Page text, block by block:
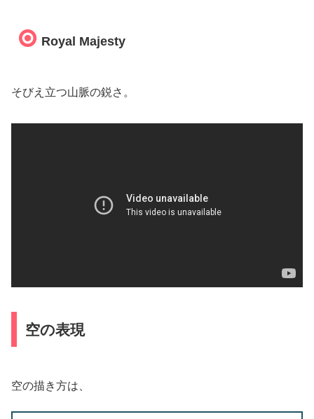
Royal Majesty
そびえ立つ山脈の鋭さ。
空の表現
空の描き方は、